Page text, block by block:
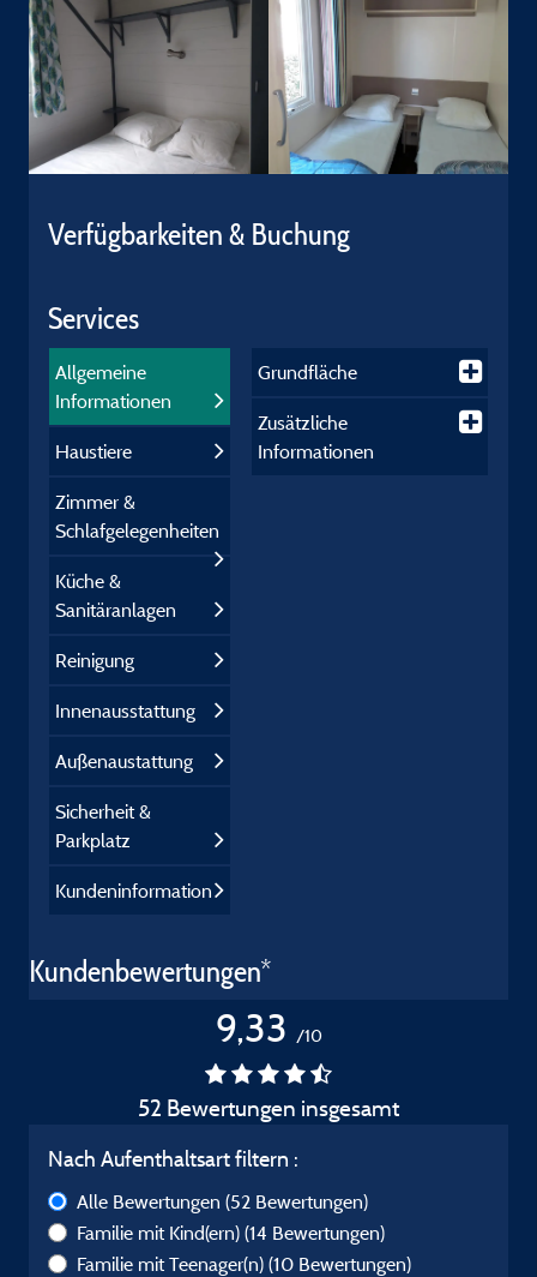
Verfügbarkeiten & Buchung
Services
Allgemeine
Informationen
Haustiere
Zimmer &
Schlafgelegenheiten
Küche &
Sanitäranlagen
Reinigung
Innenausstattung
Außenaustattung
Sicherheit &
Parkplatz
Kundeninformation
Grundfläche
Zusätzliche
Informationen
Kundenbewertungen*
9,33 /10
52 Bewertungen insgesamt
Nach Aufenthaltsart filtern :
Alle Bewertungen (52 Bewertungen)
Familie mit Kind(ern) (14 Bewertungen)
Familie mit Teenager(n) (10 Bewertungen)